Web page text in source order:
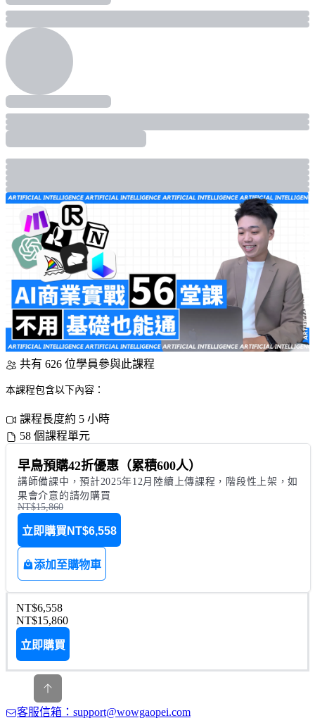
共有 626 位學員參與此課程
本課程包含以下內容：
課程長度約 5 小時
58 個課程單元
早鳥預購42折優惠（累積600人）
講師備課中，預計2025年12月陸續上傳課程，階段性上架，如
果會介意的請勿購買
NT$15,860
立即購買 NT$6,558
添加至購物車
NT$6,558
NT$15,860
立即購買
客服信箱：support@wowgaopei.com